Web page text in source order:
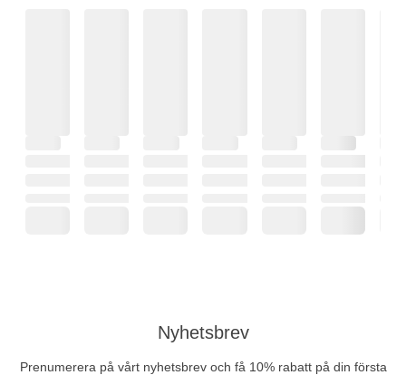
Nyhetsbrev
Prenumerera på vårt nyhetsbrev och få 10% rabatt på din första